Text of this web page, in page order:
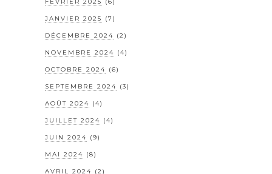
FÉVRIER 2025 (6)
JANVIER 2025 (7)
DÉCEMBRE 2024 (2)
NOVEMBRE 2024 (4)
OCTOBRE 2024 (6)
SEPTEMBRE 2024 (3)
AOÛT 2024 (4)
JUILLET 2024 (4)
JUIN 2024 (9)
MAI 2024 (8)
AVRIL 2024 (2)